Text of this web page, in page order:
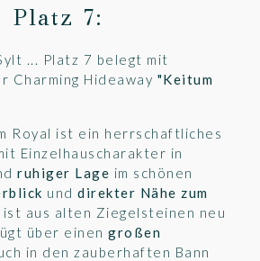
Platz 7:
... Platz 7 belegt mit
Charming Hideaway "Keitum
Royal ist ein herrschaftliches
Einzelhauscharakter in
ruhiger Lage im schönen
und direkter Nähe zum
ist aus alten Ziegelsteinen neu
über einen großen
in den zauberhaften Bann